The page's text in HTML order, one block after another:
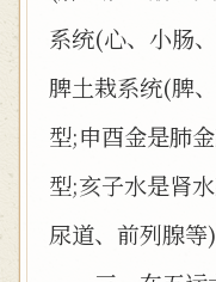
系统(心、小肠
脾土栽系统(脾
型;申酉金是肺
型;亥子水是肾
尿道、前列腺等)